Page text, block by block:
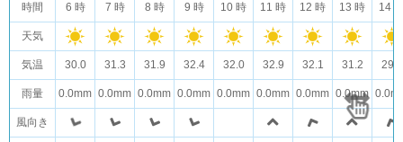
時間
天気
気温
雨量
風向き
6 時 7 時 8 時 9 時 10 時 11 時 12 時 13 時 14
30.0 31.3 31.9 32.4 32.0 32.9 32.1 31.2 29.5
0.0mm 0.0mm 0.0mm 0.0mm 0.0mm 0.0mm 0.0mm 0.0mm